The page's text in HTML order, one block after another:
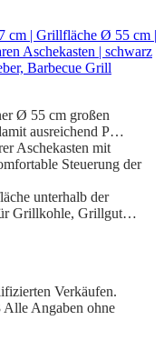
cm | Grillfläche Ø 55 cm |
Aschekasten | schwarz
Barbecue Grill
Ø 55 cm großen
ausreichend P…
Aschekasten mit
Steuerung der
unterhalb der
Grillkohle, Grillgut…
Verkäufen.
Alle Angaben ohne